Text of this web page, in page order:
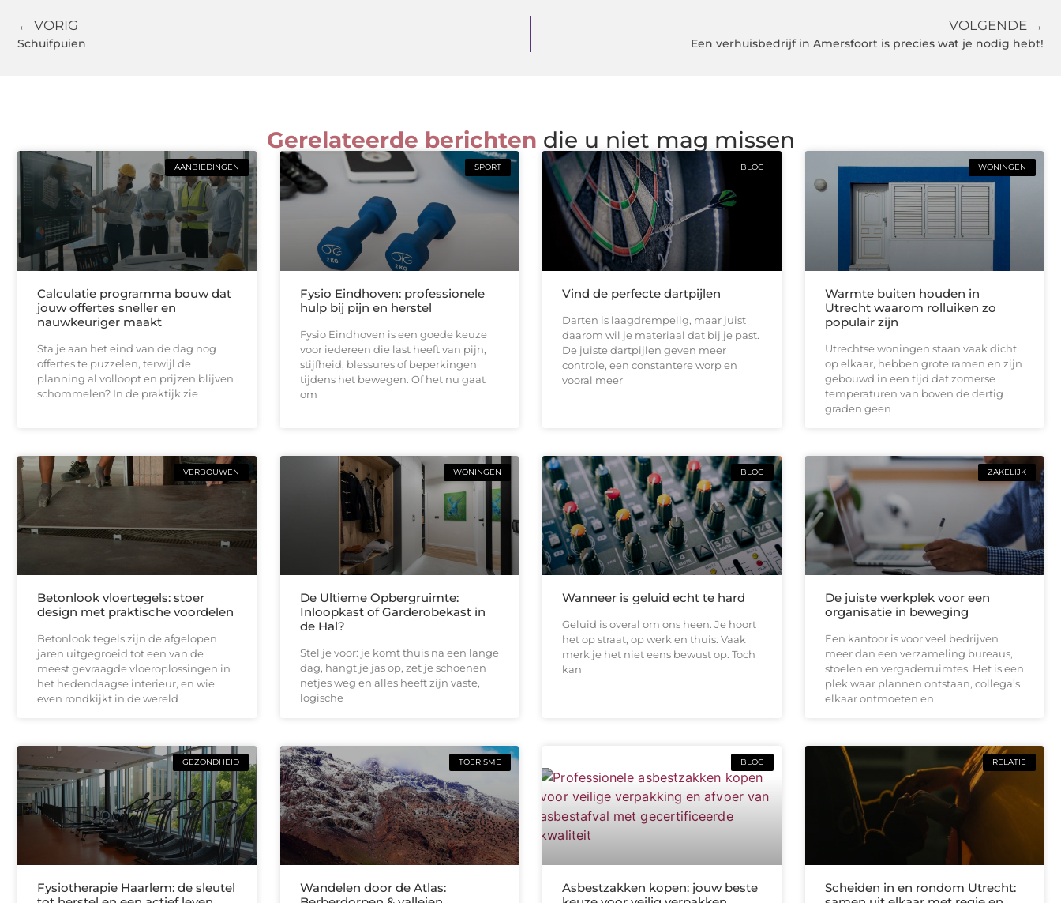
← VORIG
Schuifpuien
VOLGENDE →
Een verhuisbedrijf in Amersfoort is precies wat je nodig hebt!
Gerelateerde berichten die u niet mag missen
AANBIEDINGEN
Calculatie programma bouw dat
jouw offertes sneller en
nauwkeuriger maakt
Sta je aan het eind van de dag nog
offertes te puzzelen, terwijl de
planning al volloopt en prijzen blijven
schommelen? In de praktijk zie
SPORT
Fysio Eindhoven: professionele
hulp bij pijn en herstel
Fysio Eindhoven is een goede keuze
voor iedereen die last heeft van pijn,
stijfheid, blessures of beperkingen
tijdens het bewegen. Of het nu gaat
om
BLOG
Vind de perfecte dartpijlen
Darten is laagdrempelig, maar juist
daarom wil je materiaal dat bij je past.
De juiste dartpijlen geven meer
controle, een constantere worp en
vooral meer
WONINGEN
Warmte buiten houden in
Utrecht waarom rolluiken zo
populair zijn
Utrechtse woningen staan vaak dicht
op elkaar, hebben grote ramen en zijn
gebouwd in een tijd dat zomerse
temperaturen van boven de dertig
graden geen
VERBOUWEN
Betonlook vloertegels: stoer
design met praktische voordelen
Betonlook tegels zijn de afgelopen
jaren uitgegroeid tot een van de
meest gevraagde vloeroplossingen in
het hedendaagse interieur, en wie
even rondkijkt in de wereld
WONINGEN
De Ultieme Opbergruimte:
Inloopkast of Garderobekast in
de Hal?
Stel je voor: je komt thuis na een lange
dag, hangt je jas op, zet je schoenen
netjes weg en alles heeft zijn vaste,
logische
BLOG
Wanneer is geluid echt te hard
Geluid is overal om ons heen. Je hoort
het op straat, op werk en thuis. Vaak
merk je het niet eens bewust op. Toch
kan
ZAKELIJK
De juiste werkplek voor een
organisatie in beweging
Een kantoor is voor veel bedrijven
meer dan een verzameling bureaus,
stoelen en vergaderruimtes. Het is een
plek waar plannen ontstaan, collega’s
elkaar ontmoeten en
GEZONDHEID
Fysiotherapie Haarlem: de sleutel
TOERISME
Wandelen door de Atlas:
BLOG
Asbestzakken kopen: jouw beste
RELATIE
Scheiden in en rondom Utrecht: